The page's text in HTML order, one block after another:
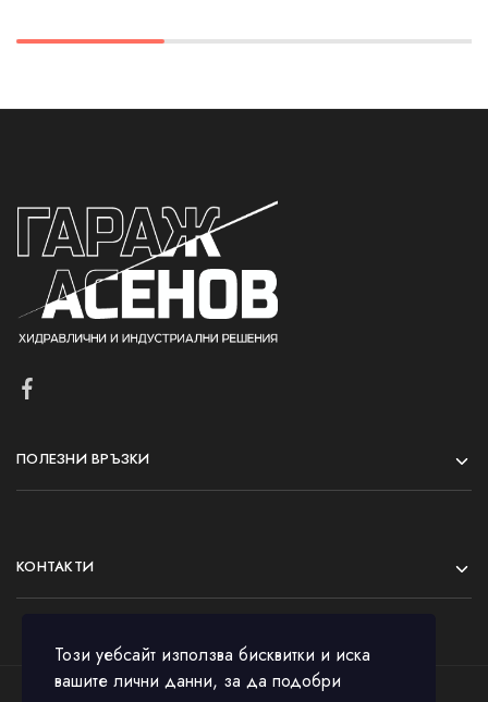
ПОЛЕЗНИ ВРЪЗКИ
КОНТАКТИ
Този уебсайт използва бисквитки и иска
вашите лични данни, за да подобри